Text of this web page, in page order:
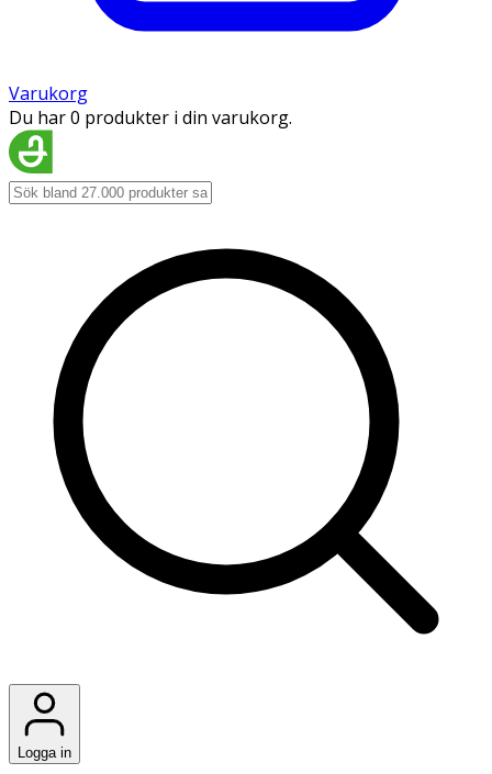
Varukorg
Du har 0 produkter i din varukorg.
Logga in